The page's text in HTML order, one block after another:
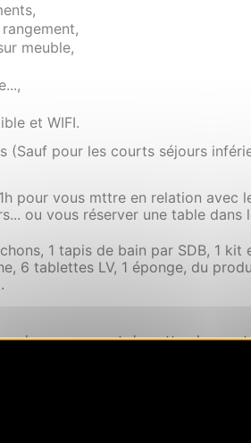
meuble,
et WIFI.
pour les courts séjours
pour vous mttre en relation avec
ou vous réserver une table dans
1 tapis de bain par SDB, 1 kit
6 tablettes LV, 1 éponge, du
de non-respect de cette clause
sanction sera un
sera utilisée pour
par empreinte de carte